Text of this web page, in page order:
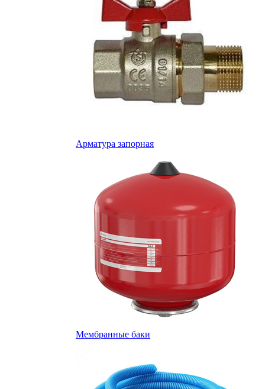
Арматура запорная
Мембранные баки